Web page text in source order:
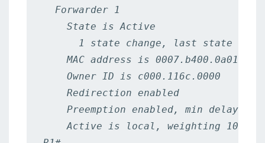
  Forwarder 1
    State is Active
1 state change, last state
MAC address is 0007.b400.0a01
    Owner ID is c000.116c.0000
    Redirection enabled
Preemption enabled, min delay 30
    Active is local, weighting 100